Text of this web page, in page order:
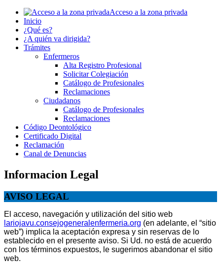
Acceso a la zona privada
Inicio
¿Qué es?
¿A quién va dirigida?
Trámites
Enfermeros
Alta Registro Profesional
Solicitar Colegiación
Catálogo de Profesionales
Reclamaciones
Ciudadanos
Catálogo de Profesionales
Reclamaciones
Código Deontológico
Certificado Digital
Reclamación
Canal de Denuncias
Informacion Legal
AVISO LEGAL
El acceso, navegación y utilización del sitio web
lariojavu.consejogeneralenfermeria.org (en adelante, el “sitio
web”) implica la aceptación expresa y sin reservas de lo
establecido en el presente aviso. Si Ud. no está de acuerdo
con los términos expuestos, le sugerimos abandonar el sitio
web.